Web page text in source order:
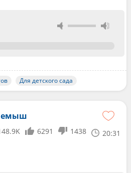
Для детского сада
6291 1438 20:31